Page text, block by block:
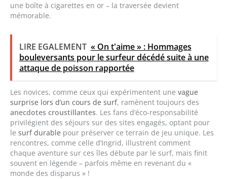
une boîte à cigarettes en or – la traversée devient
mémorable.
LIRE EGALEMENT « On t'aime » : Hommages
bouleversants pour le surfeur décédé suite à une
attaque de poisson rapportée
Les novices, comme ceux qui expérimentent une vague
surprise lors d’un cours de surf, ramènent toujours des
anecdotes croustillantes. Les fans d’éco-responsabilité
privilégient des séjours sur des sites engagés, optant pour
le surf durable pour préserver ce terrain de jeu unique. Les
rencontres, comme celle d’Ingrid, illustrent comment
chaque aventure sur ces îles débute par le surf, mais finit
souvent en légende – parfois même en revenant du «
monde des disparus » !